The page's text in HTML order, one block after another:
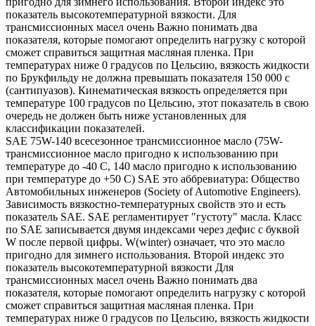
показатель высокотемпературной вязкости. Для
трансмиссионных масел очень Важно понимать два
показателя, которые помогают определить нагрузку с которой
сможет справиться защитная масляная пленка. При
температурах ниже 0 градусов по Цельсию, вязкость жидкости
по Брукфильду не должна превышать показателя 150 000 с
(сантипуазов). Кинематическая вязкость определяется при
температуре 100 градусов по Цельсию, этот показатель в свою
очередь не должен быть ниже установленных для
классификации показателей.
SAE 75W-140 всесезонное трансмиссионное масло (75W-
трансмиссионное масло пригодно к использованию при
температуре до -40 С, 140 масло пригодно к использованию
при температуре до +50 С) SAE это аббревиатура: Общество
Автомобильных инженеров (Society of Automotive Engineers).
Зависимость вязкостно-температурных свойств это и есть
показатель SAE. SAE регламентирует "густоту" масла. Класс
по SAE записывается двумя индексами через дефис с буквой
W после первой цифры. W(winter) означает, что это масло
пригодно для зимнего использования. Второй индекс это
показатель высокотемпературной вязкости Для
трансмиссионных масел очень Важно понимать два
показателя, которые помогают определить нагрузку с которой
сможет справиться защитная масляная пленка. При
температурах ниже 0 градусов по Цельсию, вязкость жидкости